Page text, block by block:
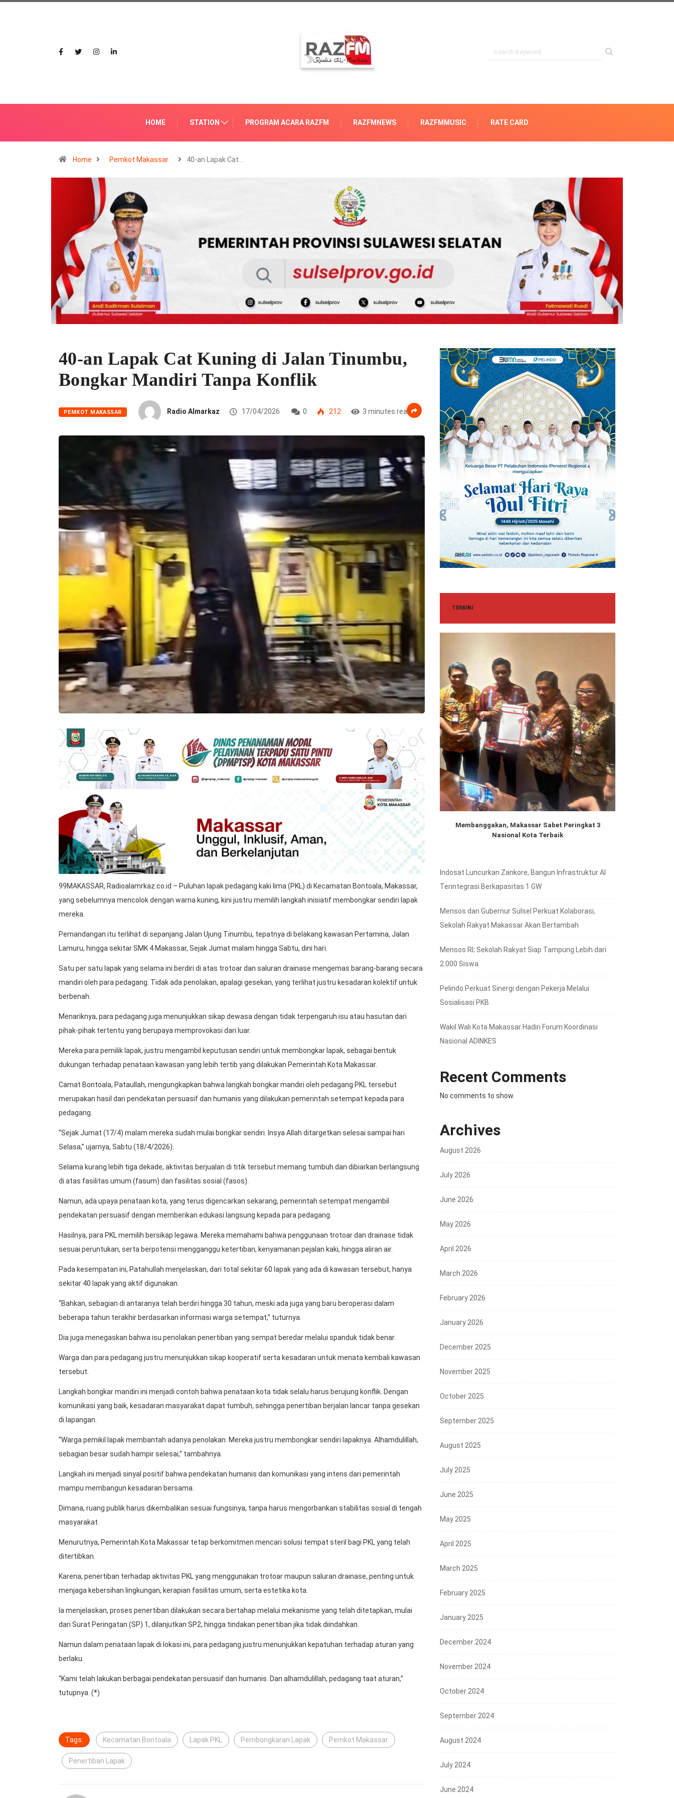
HOME STATION PROGRAM ACARA RAZFM RAZFMNEWS RAZFMMUSIC RATE CARD
Home Pemkot Makassar 40-an Lapak Cat…
40-an Lapak Cat Kuning di Jalan Tinumbu,
Bongkar Mandiri Tanpa Konflik
PEMKOT MAKASSAR Radio Almarkaz 17/04/2026 0 212 3 minutes read
99MAKASSAR, Radioalamrkaz.co.id – Puluhan lapak pedagang kaki lima (PKL) di Kecamatan Bontoala, Makassar,
yang sebelumnya mencolok dengan warna kuning, kini justru memilih langkah inisiatif membongkar sendiri lapak
mereka.
Pemandangan itu terlihat di sepanjang Jalan Ujung Tinumbu, tepatnya di belakang kawasan Pertamina, Jalan
Lamuru, hingga sekitar SMK 4 Makassar, Sejak Jumat malam hingga Sabtu, dini hari.
Satu per satu lapak yang selama ini berdiri di atas trotoar dan saluran drainase mengemas barang-barang secara
mandiri oleh para pedagang. Tidak ada penolakan, apalagi gesekan, yang terlihat justru kesadaran kolektif untuk
berbenah.
Menariknya, para pedagang juga menunjukkan sikap dewasa dengan tidak terpengaruh isu atau hasutan dari
pihak-pihak tertentu yang berupaya memprovokasi dari luar.
Mereka para pemilik lapak, justru mengambil keputusan sendiri untuk membongkar lapak, sebagai bentuk
dukungan terhadap penataan kawasan yang lebih tertib yang dilakukan Pemerintah Kota Makassar.
Camat Bontoala, Pataullah, mengungkapkan bahwa langkah bongkar mandiri oleh pedagang PKL tersebut
merupakan hasil dari pendekatan persuasif dan humanis yang dilakukan pemerintah setempat kepada para
pedagang.
“Sejak Jumat (17/4) malam mereka sudah mulai bongkar sendiri. Insya Allah ditargetkan selesai sampai hari
Selasa,” ujarnya, Sabtu (18/4/2026).
Selama kurang lebih tiga dekade, aktivitas berjualan di titik tersebut memang tumbuh dan dibiarkan berlangsung
di atas fasilitas umum (fasum) dan fasilitas sosial (fasos).
Namun, ada upaya penataan kota, yang terus digencarkan sekarang, pemerintah setempat mengambil
pendekatan persuasif dengan memberikan edukasi langsung kepada para pedagang.
Hasilnya, para PKL memilih bersikap legawa. Mereka memahami bahwa penggunaan trotoar dan drainase tidak
sesuai peruntukan, serta berpotensi mengganggu ketertiban, kenyamanan pejalan kaki, hingga aliran air.
Pada kesempatan ini, Patahullah menjelaskan, dari total sekitar 60 lapak yang ada di kawasan tersebut, hanya
sekitar 40 lapak yang aktif digunakan.
“Bahkan, sebagian di antaranya telah berdiri hingga 30 tahun, meski ada juga yang baru beroperasi dalam
beberapa tahun terakhir berdasarkan informasi warga setempat,” tuturnya.
Dia juga menegaskan bahwa isu penolakan penertiban yang sempat beredar melalui spanduk tidak benar.
Warga dan para pedagang justru menunjukkan sikap kooperatif serta kesadaran untuk menata kembali kawasan
tersebut.
Langkah bongkar mandiri ini menjadi contoh bahwa penataan kota tidak selalu harus berujung konflik. Dengan
komunikasi yang baik, kesadaran masyarakat dapat tumbuh, sehingga penertiban berjalan lancar tanpa gesekan
di lapangan.
“Warga pemikil lapak membantah adanya penolakan. Mereka justru membongkar sendiri lapaknya. Alhamdulillah,
sebagian besar sudah hampir selesai,” tambahnya.
Langkah ini menjadi sinyal positif bahwa pendekatan humanis dan komunikasi yang intens dari pemerintah
mampu membangun kesadaran bersama.
Dimana, ruang publik harus dikembalikan sesuai fungsinya, tanpa harus mengorbankan stabilitas sosial di tengah
masyarakat.
Menurutnya, Pemerintah Kota Makassar tetap berkomitmen mencari solusi tempat steril bagi PKL yang telah
ditertibkan.
Karena, penertiban terhadap aktivitas PKL yang menggunakan trotoar maupun saluran drainase, penting untuk
menjaga kebersihan lingkungan, kerapian fasilitas umum, serta estetika kota.
Ia menjelaskan, proses penertiban dilakukan secara bertahap melalui mekanisme yang telah ditetapkan, mulai
dari Surat Peringatan (SP) 1, dilanjutkan SP2, hingga tindakan penertiban jika tidak diindahkan.
Namun dalam penataan lapak di lokasi ini, para pedagang justru menunjukkan kepatuhan terhadap aturan yang
berlaku.
“Kami telah lakukan berbagai pendekatan persuasif dan humanis. Dan alhamdulillah, pedagang taat aturan,”
tutupnya. (*)
Tags: Kecamatan Bontoala Lapak PKL Pembongkaran Lapak Pemkot Makassar
Penertiban Lapak
TERKINI
Membanggakan, Makassar Sabet Peringkat 3
Nasional Kota Terbaik
Indosat Luncurkan Zankore, Bangun Infrastruktur AI
Terintegrasi Berkapasitas 1 GW
Mensos dan Gubernur Sulsel Perkuat Kolaborasi,
Sekolah Rakyat Makassar Akan Bertambah
Mensos RI; Sekolah Rakyat Siap Tampung Lebih dari
2.000 Siswa
Pelindo Perkuat Sinergi dengan Pekerja Melalui
Sosialisasi PKB
Wakil Wali Kota Makassar Hadiri Forum Koordinasi
Nasional ADINKES
Recent Comments
No comments to show.
Archives
August 2026
July 2026
June 2026
May 2026
April 2026
March 2026
February 2026
January 2026
December 2025
November 2025
October 2025
September 2025
August 2025
July 2025
June 2025
May 2025
April 2025
March 2025
February 2025
January 2025
December 2024
November 2024
October 2024
September 2024
August 2024
July 2024
June 2024